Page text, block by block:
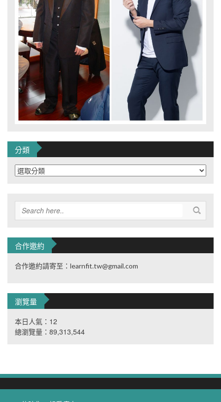
分類
分
類
合作邀約
合作邀約請寄至：learnfit.tw@gmail.com
瀏覽量
本日人氣：12
總瀏覽量：89,313,544